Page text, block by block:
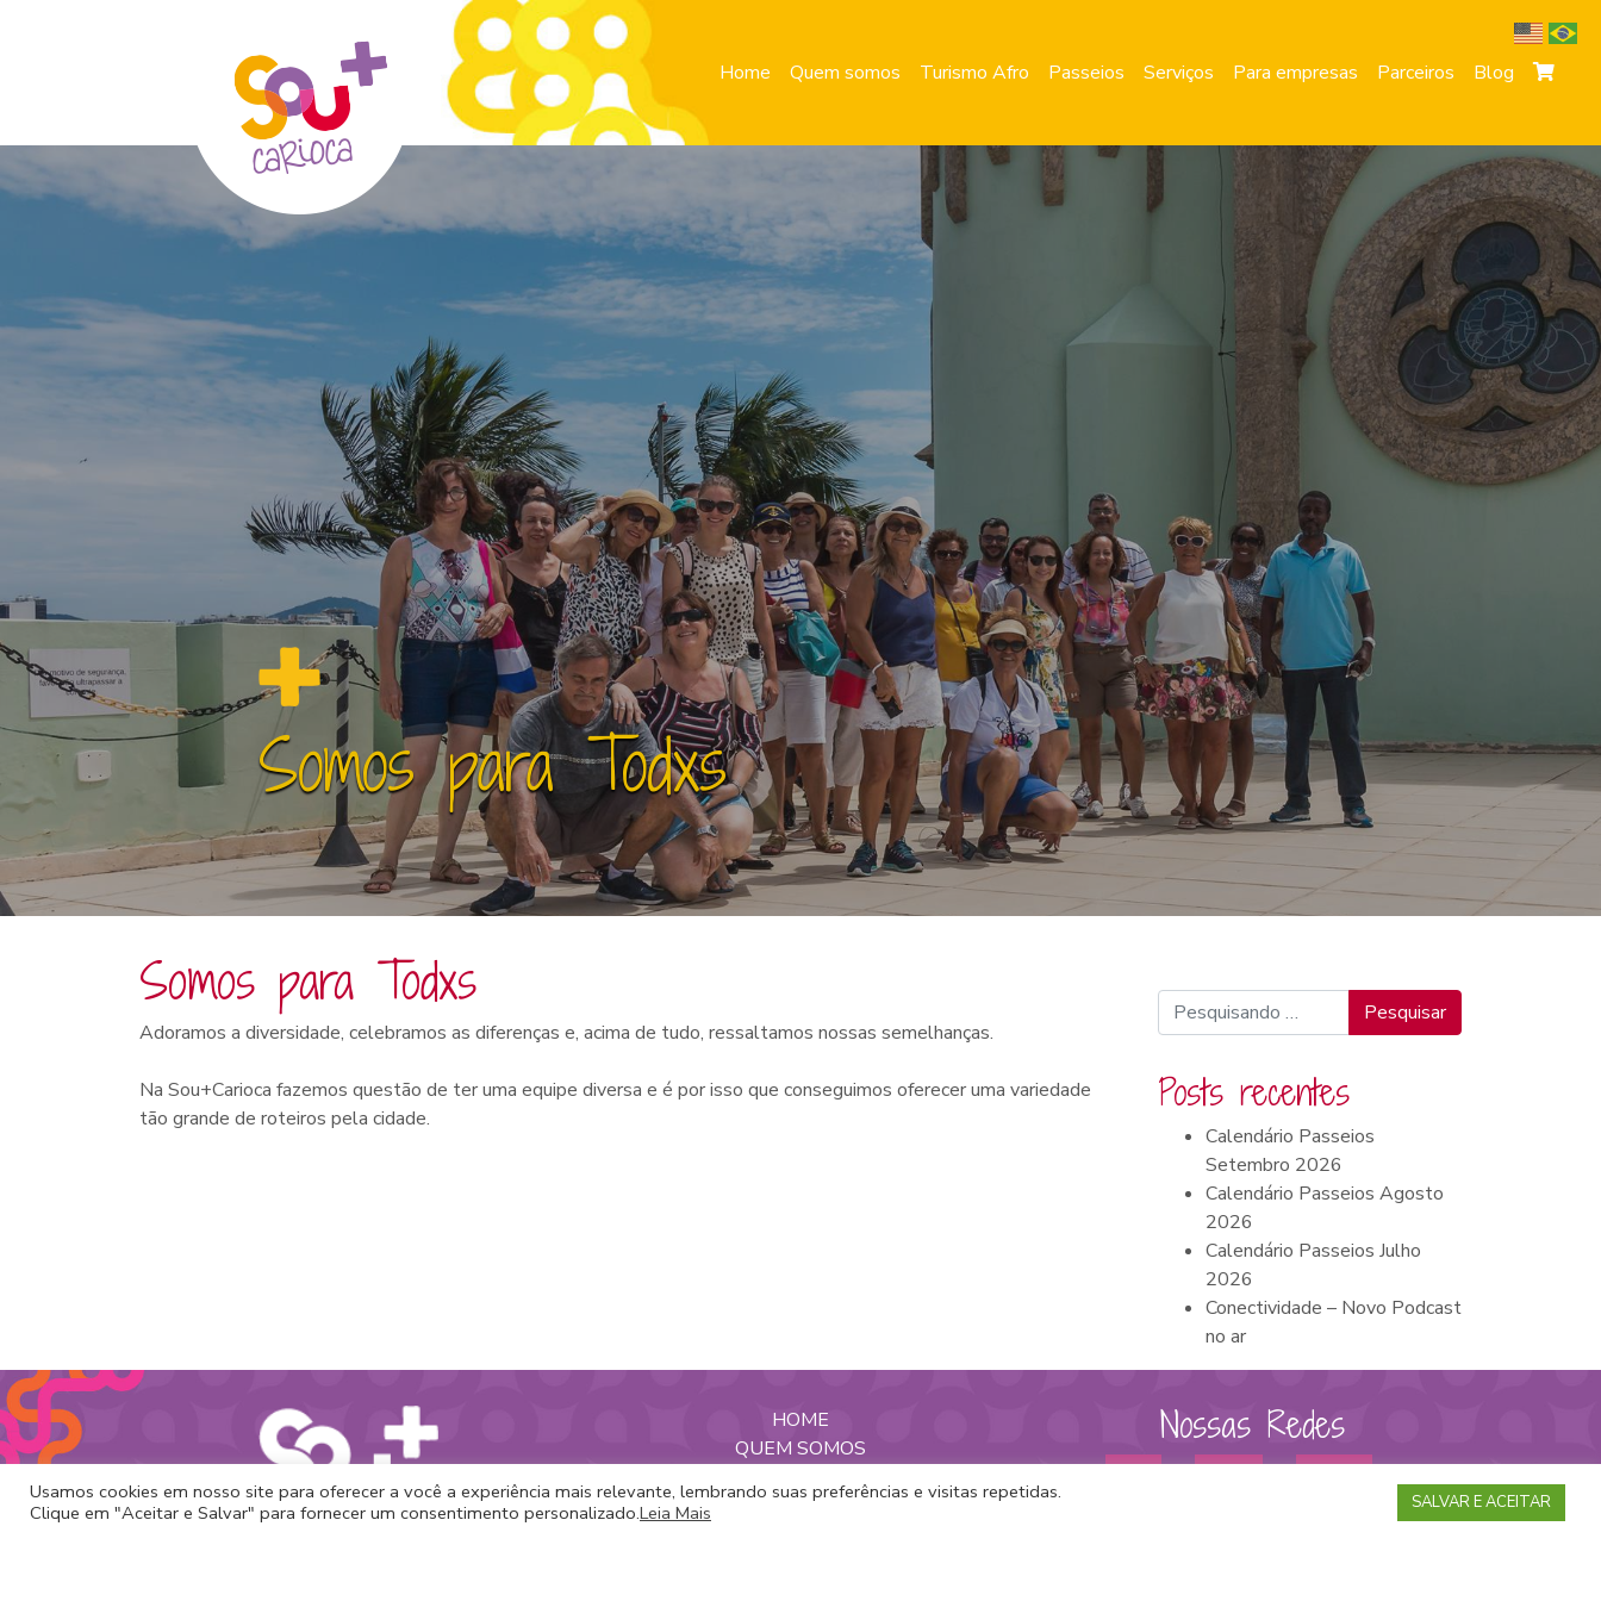
Home Quem somos Turismo Afro Passeios Serviços Para empresas Parceiros Blog
Somos para Todxs
Somos para Todxs
Adoramos a diversidade, celebramos as diferenças e, acima de tudo, ressaltamos nossas semelhanças.
Na Sou+Carioca fazemos questão de ter uma equipe diversa e é por isso que conseguimos oferecer uma variedade
tão grande de roteiros pela cidade.
Pesquisar
Posts recentes
Calendário Passeios
Setembro 2026
Calendário Passeios Agosto
2026
Calendário Passeios Julho
2026
Conectividade – Novo Podcast
no ar
HOME
QUEM SOMOS
GUIAS
Nossas Redes
Usamos cookies em nosso site para oferecer a você a experiência mais relevante, lembrando suas preferências e visitas repetidas.
Clique em "Aceitar e Salvar" para fornecer um consentimento personalizado.Leia Mais SALVAR E ACEITAR